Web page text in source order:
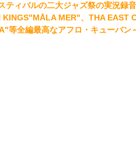
ィバルの二大ジャズ祭の実況録
MER"、THA EAST
等全編最高なアフロ・キューバン